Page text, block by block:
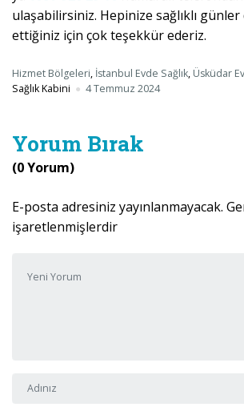
ulaşabilirsiniz. Hepinize sağlıklı
ettiğiniz için çok teşekkür ederiz.
Hizmet Bölgeleri, İstanbul Evde Sağlık, Üsküdar
Sağlık Kabini
4 Temmuz 2024
Yorum Bırak
(0 Yorum)
E-posta adresiniz yayınlanmayacak.
işaretlenmişlerdir
Adı ve Soyadı